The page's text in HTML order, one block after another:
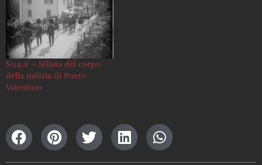
S/14.11 – Sfilata del corpo
della milizia di Ponto
Valentino